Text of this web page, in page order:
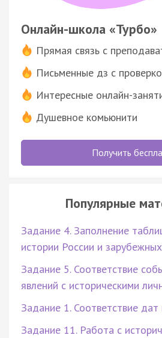
Онлайн-школа «Турбо»
Прямая связь с
Письменные дз с
Интересные онлайн-
Душевное комьюнити
Получить
Популярные
Задание 4. Заполнение
истории России и
Задание 5. Соответствие
явлений с историческими
Задание 1. Соответствие
Задание 11. Работа с